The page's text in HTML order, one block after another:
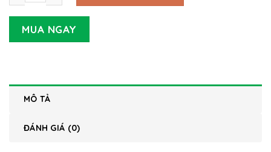
MUA NGAY
MÔ TẢ
ĐÁNH GIÁ (0)